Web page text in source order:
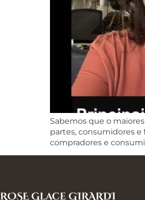
Sabemos que o
partes, consumidores
compradores e
ROSE Glace GIRARDI